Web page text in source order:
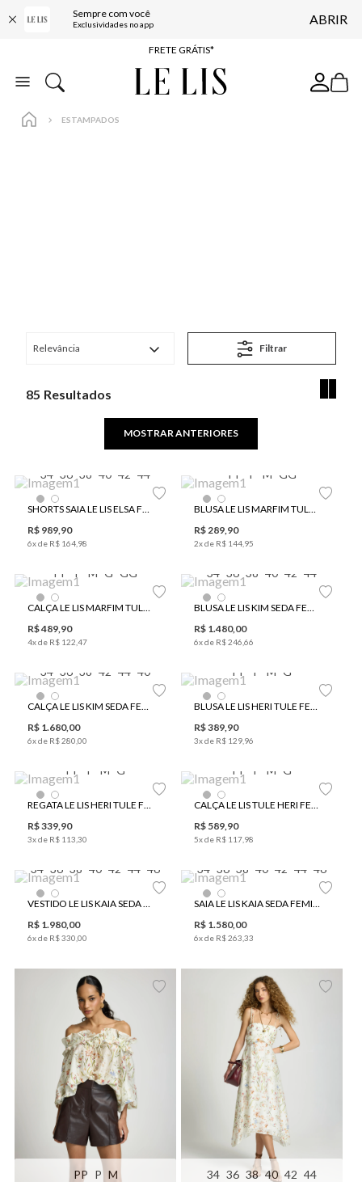
Sempre com você
Exclusividades no app ABRIR
ENTREGA EXPRESSA*
FRETE GRÁTIS*
BAIXE O APP
ESTAMPADOS
Relevância Filtrar
85
MOSTRAR ANTERIORES
34 36 38 40 42 44
SHORTS SAIA LE LIS ELSA FEMININO
R$ 989 90
6x de R$ 164 98
PP P M GG
BLUSA LE LIS MARFIM TULE FEMININA
R$ 289 90
2x de R$ 144 95
PP P M G GG
CALÇA LE LIS MARFIM TULE FEMININA
R$489 90
4x de R$ 122 47
34 36 38 40 42 44
BLUSA LE LIS KIM SEDA FEMININA
R$ 1.480, 00
6x de R$246 66
34 36 38 42 44 40
CALÇA LE LIS KIM SEDA FEMININA
R$ 1.680, 00
6x de R$280 00
PP P M G
BLUSA LE LIS HERI TULE FEMININA
R$389 90
3x de R$ 129 96
PP P M G
REGATA LE LIS HERI TULE FEMININA
R$339 90
3x de R$ 113 30
PP P M G
CALÇA LE LIS TULE HERI FEMININA
R$ 589 90
5x de R$ 117 98
34 36 38 40 42 44 46
VESTIDO LE LIS KAIA SEDA FEMININO
R$ 1.980, 00
6x de R$330 00
34 36 38 40 42 44 46
SAIA LE LIS KAIA SEDA FEMININA
R$ 1.580, 00
6x de R$263 33
PP P M 34 36 38 40 42 44